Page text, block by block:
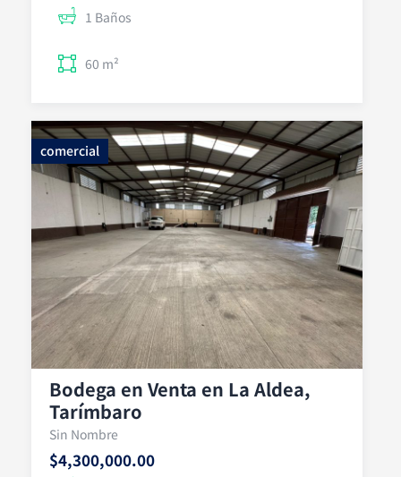
1 Baños
60 m²
comercial
Bodega en Venta en La Aldea,
Tarímbaro
Sin Nombre
$4,300,000.00